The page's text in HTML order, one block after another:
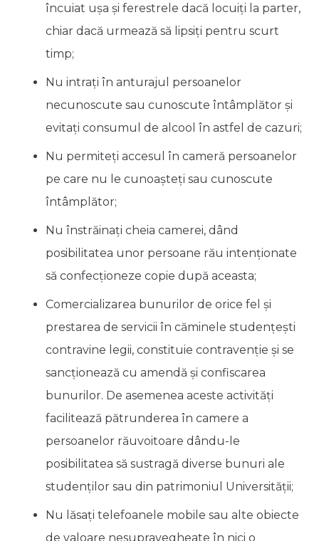
încuiat uşa şi ferestrele dacă locuiţi la parter,
chiar dacă urmează să lipsiţi pentru scurt
timp;
Nu intraţi în anturajul persoanelor
necunoscute sau cunoscute întâmplător şi
evitaţi consumul de alcool în astfel de cazuri;
Nu permiteţi accesul în cameră persoanelor
pe care nu le cunoaşteţi sau cunoscute
întâmplător;
Nu înstrăinaţi cheia camerei, dând
posibilitatea unor persoane rău intenţionate
să confecţioneze copie după aceasta;
Comercializarea bunurilor de orice fel şi
prestarea de servicii în căminele studenţeşti
contravine legii, constituie contravenţie şi se
sancţionează cu amendă şi confiscarea
bunurilor. De asemenea aceste activităţi
facilitează pătrunderea în camere a
persoanelor răuvoitoare dându-le
posibilitatea să sustragă diverse bunuri ale
studenţilor sau din patrimoniul Universităţii;
Nu lăsaţi telefoanele mobile sau alte obiecte
de valoare nesupravegheate în nici o